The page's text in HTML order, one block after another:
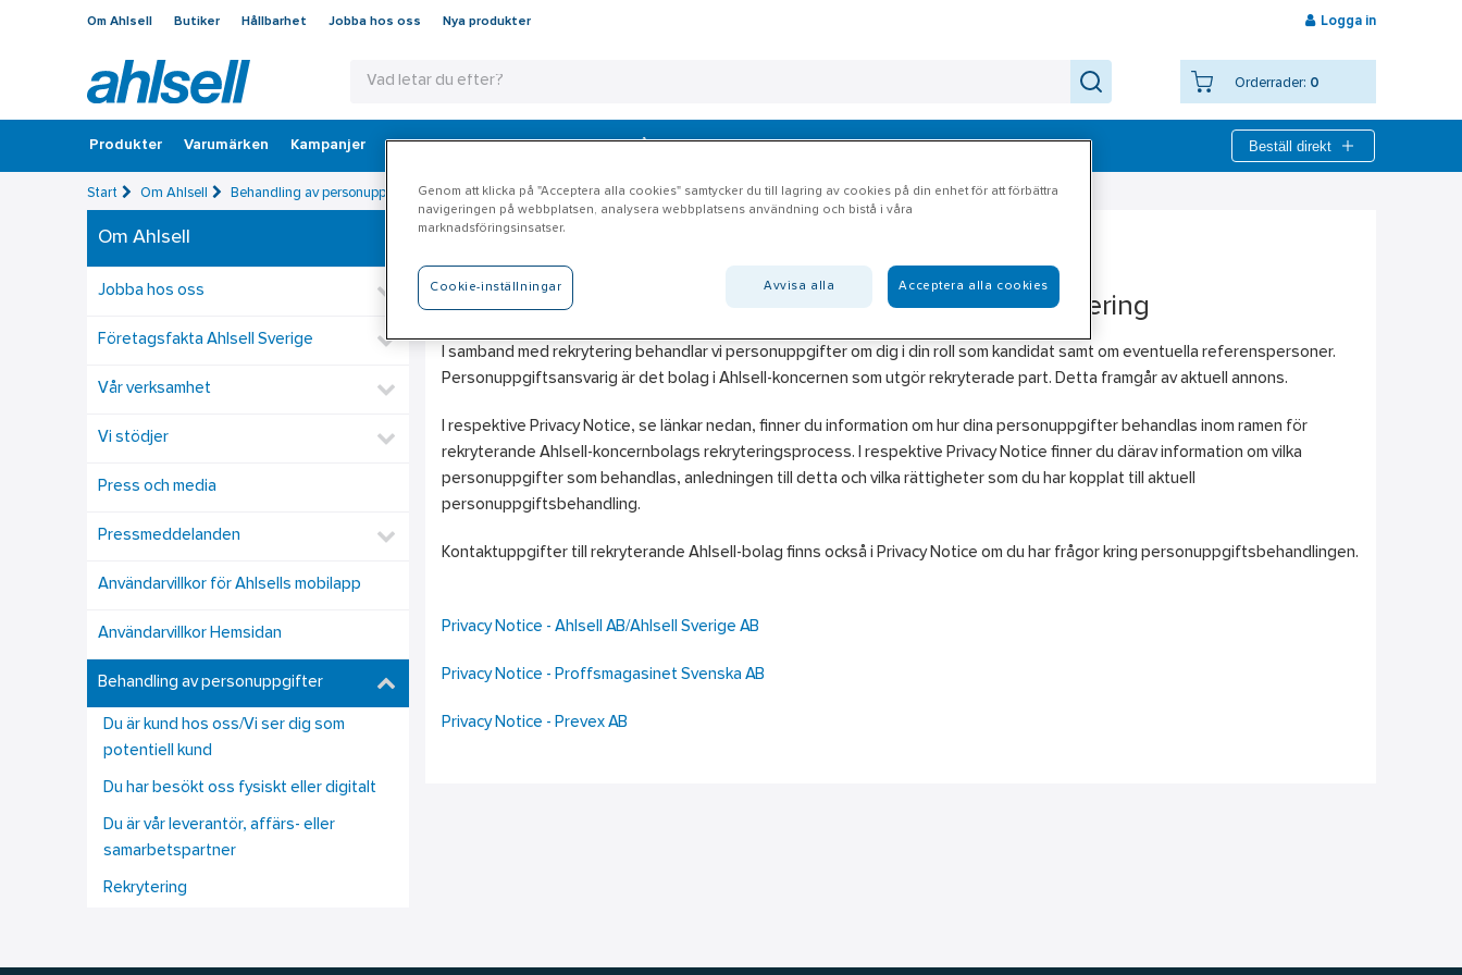
Om Ahlsell Butiker Hållbarhet Jobba hos oss Nya produkter Logga in
Orderrader: 0
Produkter Varumärken Kampanjer Outlet Branscher Tjänster Vårt erbjudande Bli kund Aktuellt Beställ direkt
Start Om Ahlsell Behandling av personuppgifter
Om Ahlsell
Jobba hos oss
Företagsfakta Ahlsell Sverige
Vår verksamhet
Vi stödjer
Press och media
Pressmeddelanden
Användarvillkor för Ahlsells mobilapp
Användarvillkor Hemsidan
Behandling av personuppgifter
Du är kund hos oss/Vi ser dig som
potentiell kund
Du har besökt oss fysiskt eller digitalt
Du är vår leverantör, affärs- eller
samarbetspartner
Rekrytering
Information om personuppgiftsbehandling vid rekrytering
I samband med rekrytering behandlar vi personuppgifter om dig i din roll som kandidat samt om eventuella referenspersoner.
Personuppgiftsansvarig är det bolag i Ahlsell-koncernen som utgör rekryterade part. Detta framgår av aktuell annons.
I respektive Privacy Notice, se länkar nedan, finner du information om hur dina personuppgifter behandlas inom ramen för
rekryterande Ahlsell-koncernbolags rekryteringsprocess. I respektive Privacy Notice finner du därav information om vilka
personuppgifter som behandlas, anledningen till detta och vilka rättigheter som du har kopplat till aktuell
personuppgiftsbehandling.
Kontaktuppgifter till rekryterande Ahlsell-bolag finns också i Privacy Notice om du har frågor kring personuppgiftsbehandlingen.
Privacy Notice - Ahlsell AB/Ahlsell Sverige AB
Privacy Notice - Proffsmagasinet Svenska AB
Privacy Notice - Prevex AB
Genom att klicka på "Acceptera alla cookies" samtycker du till lagring av cookies på din enhet för att förbättra
navigeringen på webbplatsen, analysera webbplatsens användning och bistå i våra
marknadsföringsinsatser.
Cookie-inställningar Avvisa alla Acceptera alla cookies